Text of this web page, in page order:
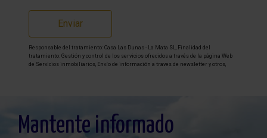
Enviar
Responsable del tratamiento: Casa Las Dunas - La Mata SL, Finalidad del
tratamiento: Gestión y control de los servicios ofrecidos a través de la página Web
de Servicios inmobiliarios, Envío de información a traves de newsletter y otros,
detallada sobre protección de datosAquí
Mantente informado